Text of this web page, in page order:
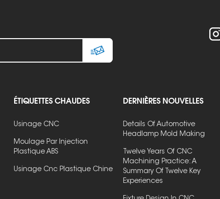
ÉTIQUETTES CHAUDES
Usinage CNC
Moulage Par Injection
Plastique ABS
Usinage Cnc Plastique Chine
DERNIÈRES NOUVELLES
Details Of Automotive
Headlamp Mold Making
Twelve Years Of CNC
Machining Practice: A
Summary Of Twelve Key
Experiences